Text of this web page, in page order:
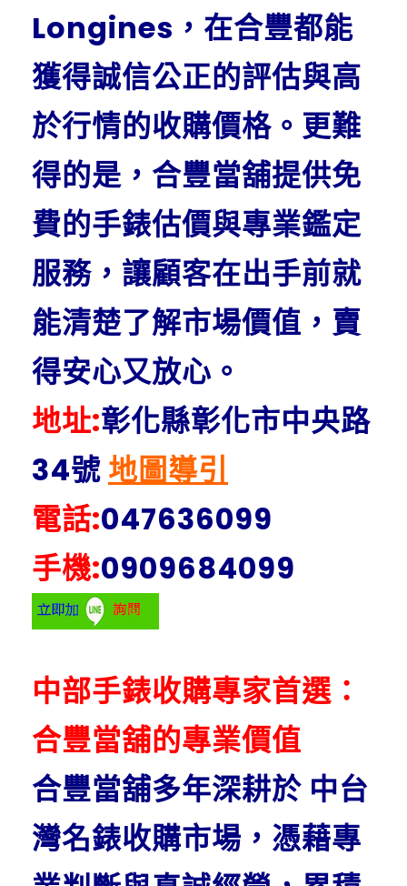
Longines，在合豐都能
獲得誠信公正的評估與高
於行情的收購價格。更難
得的是，合豐當舖提供免
費的手錶估價與專業鑑定
服務，讓顧客在出手前就
能清楚了解市場價值，賣
得安心又放心。
地址:彰化縣彰化市中央路
34號 地圖導引
電話:047636099
手機:0909684099
中部手錶收購專家首選：
合豐當舖的專業價值
合豐當舖多年深耕於 中台
灣名錶收購市場，憑藉專